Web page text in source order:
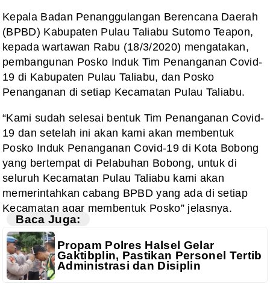
Kepala Badan Penanggulangan Berencana Daerah
(BPBD) Kabupaten Pulau Taliabu Sutomo Teapon,
kepada wartawan Rabu (18/3/2020) mengatakan,
pembangunan Posko Induk Tim Penanganan Covid-
19 di Kabupaten Pulau Taliabu, dan Posko
Penanganan di setiap Kecamatan Pulau Taliabu.
“Kami sudah selesai bentuk Tim Penanganan Covid-
19 dan setelah ini akan kami akan membentuk
Posko Induk Penanganan Covid-19 di Kota Bobong
yang bertempat di Pelabuhan Bobong, untuk di
seluruh Kecamatan Pulau Taliabu kami akan
memerintahkan cabang BPBD yang ada di setiap
Kecamatan agar membentuk Posko” jelasnya.
Baca Juga:
Propam Polres Halsel Gelar
Gaktibplin, Pastikan Personel Tertib
Administrasi dan Disiplin